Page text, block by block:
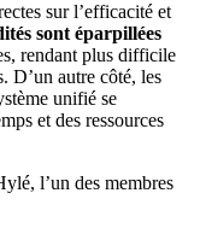
sur l’efficacité et
sont éparpillées
rendant plus difficile
D’un autre côté, les
unifié se
et des ressources
l’un des membres